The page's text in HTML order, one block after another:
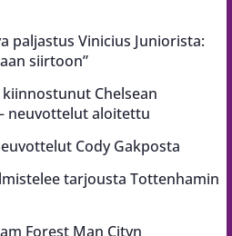
paljastus Vinicius Juniorista:
siirtoon”
Chelsean
neuvottelut aloitettu
Cody Gakposta
tarjousta Tottenhamin
Forest Man Cityn